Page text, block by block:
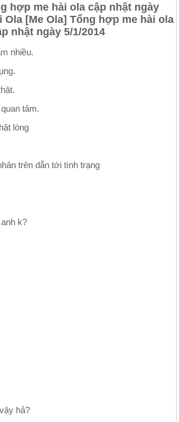
hợp me hài ola cập nhật ngày
Ola [Me Ola] Tổng hợp me hài ola
nhật ngày 5/1/2014
nhiều.
tâm.
lòng
trên dẫn tới tình trạng
k?
hả?